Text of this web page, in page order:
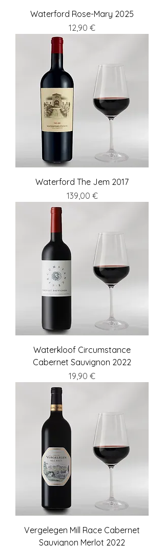
Waterford Rose-Mary 2025
Preis
12,90 €
Waterford The Jem 2017
Preis
139,00 €
Waterkloof Circumstance
Cabernet Sauvignon 2022
Preis
19,90 €
Vergelegen Mill Race Cabernet
Sauvignon Merlot 2022